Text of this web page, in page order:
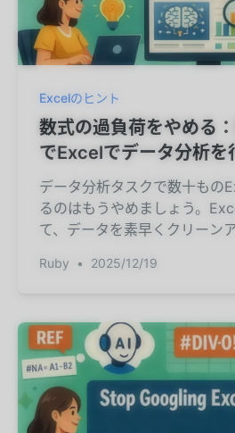
Excelのヒント
数式の過負荷をやめる
でExcelでデータ分析を
データ分析タスクで数十もの
るのはもうやめましょう。
て、データを素早くクリーン
す。RowSpeakが手動の関数
Ruby • 2025/12/19